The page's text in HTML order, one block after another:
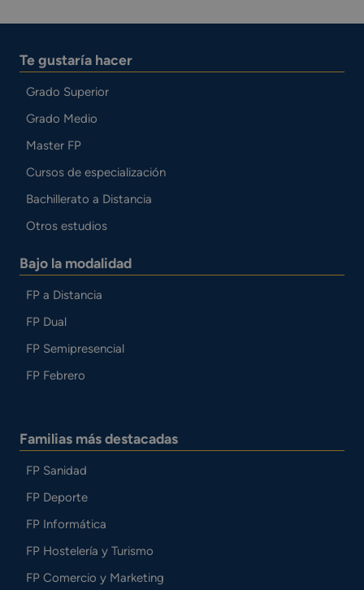
Te gustaría hacer
Grado Superior
Grado Medio
Master FP
Cursos de especialización
Bachillerato a Distancia
Otros estudios
Bajo la modalidad
FP a Distancia
FP Dual
FP Semipresencial
FP Febrero
Familias más destacadas
FP Sanidad
FP Deporte
FP Informática
FP Hostelería y Turismo
FP Comercio y Marketing